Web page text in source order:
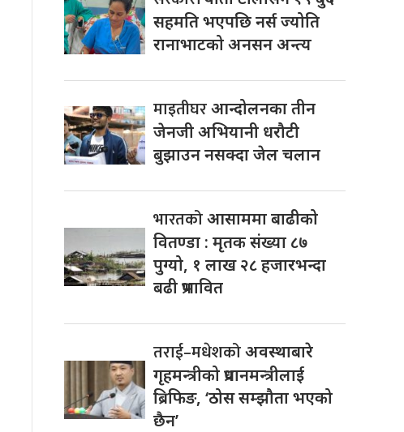
सहमति भएपछि नर्स ज्योति
रानाभाटको अनसन अन्त्य
माइतीघरआन्दोलनका तीन
जेनजी अभियानी धरौटी
बुझाउन नसक्दा जेल चलान
भारतकोआसाममा बाढीको
वितण्डा : मृतक संख्या ८७
पुग्यो, १ लाख २८ हजारभन्दा
बढी प्रभावित
तराई–मधेशकोअवस्थाबारे
गृहमन्त्रीको प्रधानमन्त्रीलाई
ब्रिफिङ, ‘ठोस सम्झौता भएको
छैन’